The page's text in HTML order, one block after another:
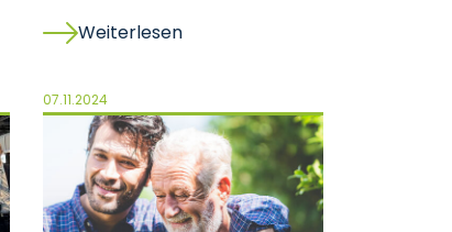
Weiterlesen
07.11.2024